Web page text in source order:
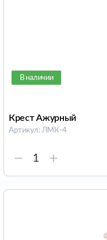
В наличии
Крест Ажурный
Артикул: ЛМК-4